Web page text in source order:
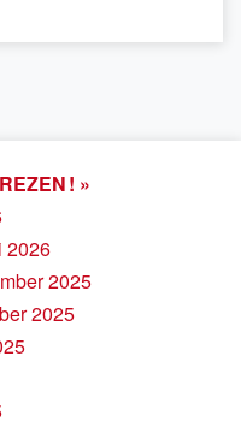
! »
2026
2025
2025